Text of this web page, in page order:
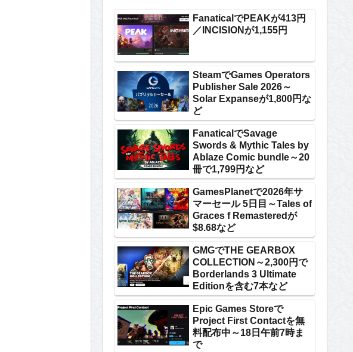
FanaticalでPEAKが413円
／INCISIONが1,155円
SteamでGames Operators
Publisher Sale 2026～
Solar Expanseが1,800円な
ど
FanaticalでSavage
Swords & Mythic Tales by
Ablaze Comic bundle～20
冊で1,799円など
GamesPlanetで2026年サ
マーセール 5日目～Tales of
Graces f Remasteredが
$8.68など
GMGでTHE GEARBOX
COLLECTION～2,300円で
Borderlands 3 Ultimate
Editionを含む7本など
Epic Games Storeで
Project First Contactを無
料配布中～18日午前7時ま
で